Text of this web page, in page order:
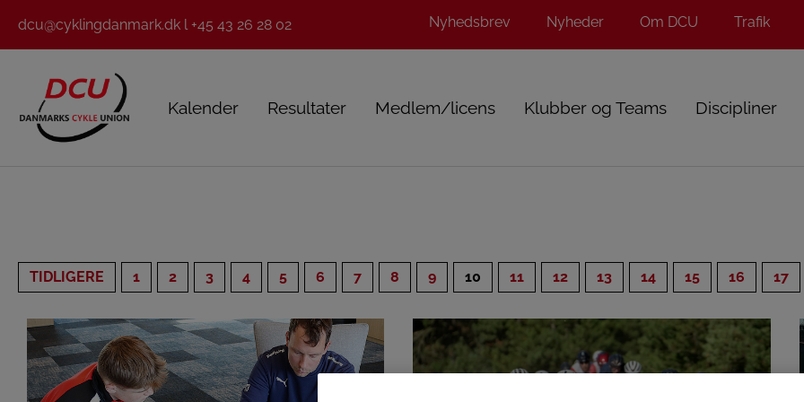
dcu@cyklingdanmark.dk l +45 43 26 28 02 Nyhedsbrev Nyheder Om DCU Trafik
Kalender Resultater Medlem/licens Klubber og Teams Discipliner
TIDLIGERE 1 2 3 4 5 6 7 8 9 10 11 12 13 14 15 16 17